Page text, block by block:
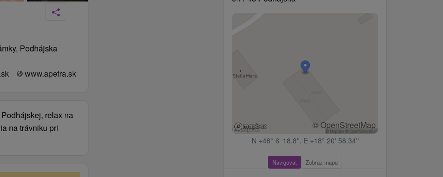
© OpenStreetMap
N +48° 6' 18.8'', E +18° 20' 58.34''
Navigovat Zobraz mapu
Podhájska
www.apetra.sk
relax na
na trávniku pri